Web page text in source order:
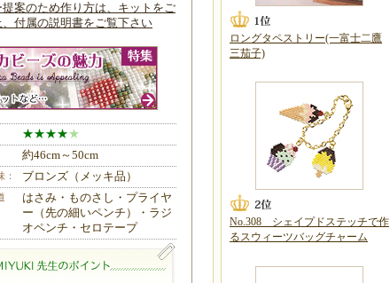
案のため作り方は、キットをご
、付属の説明書をご覧下さい
★★★★★
約46cm～50cm
： ブロンズ（メッキ品）
はさみ・ものさし・プライヤ
ー（先の細いペンチ）・ラジ
オペンチ・セロテープ
ロングタペストリー(一富士二鷹
三茄子)
No.308 シェイプドステッチで作
るスウィーツバッグチャーム